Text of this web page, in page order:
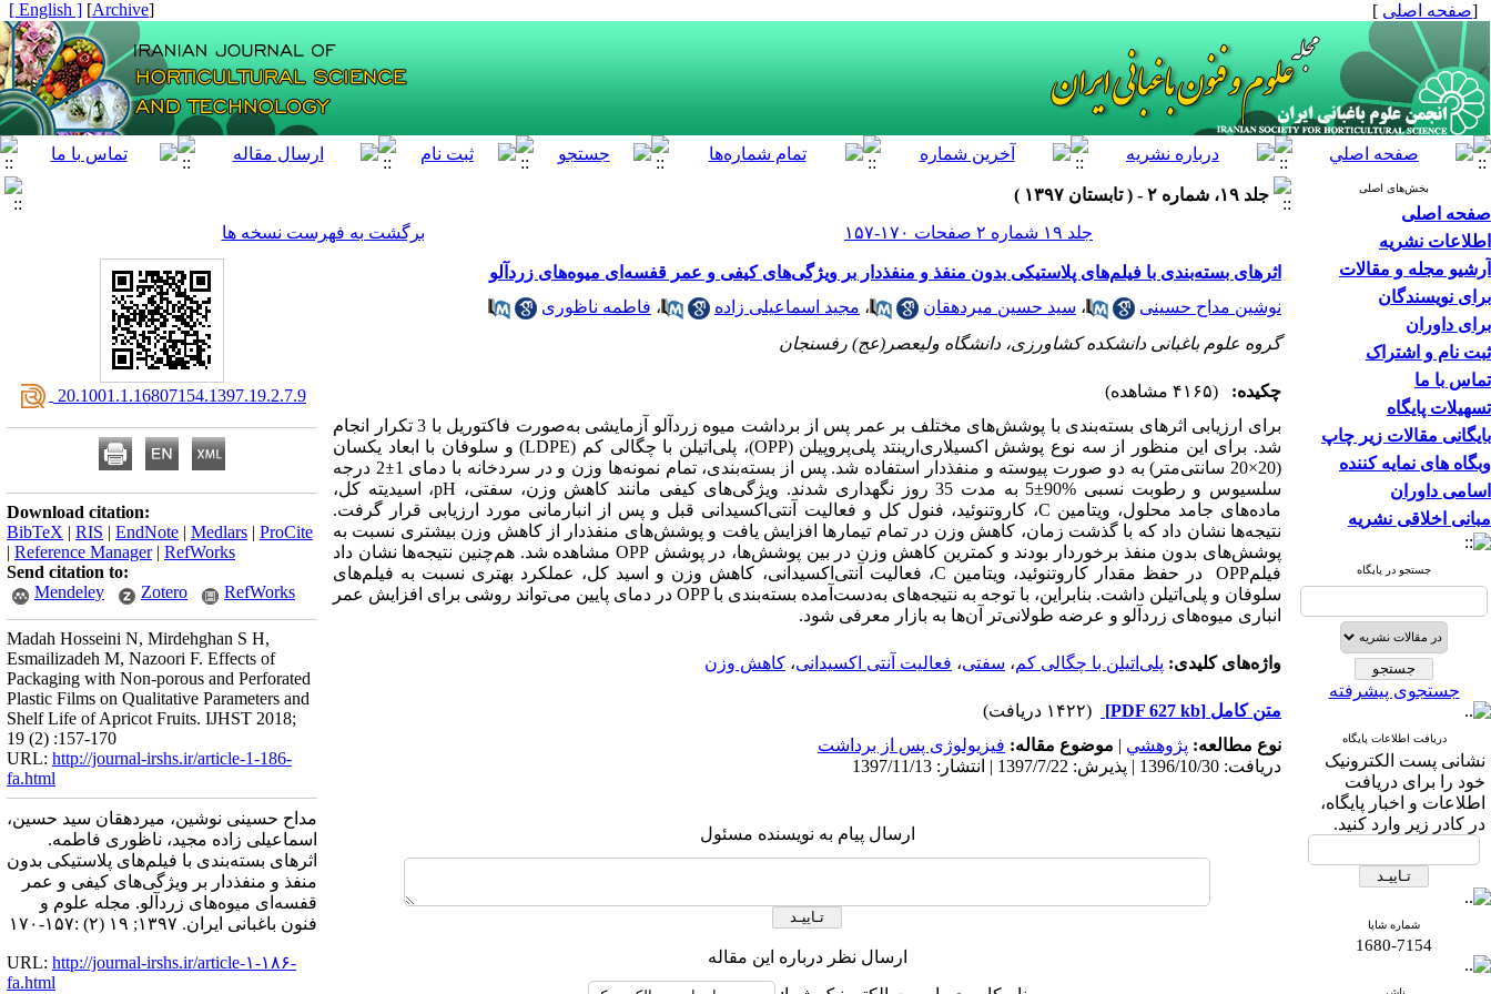
[صفحه اصلی ]
[
Archive
]
[ English ]
بخش‌های اصلی
صفحه اصلی
اطلاعات نشریه
آرشیو مجله و مقالات
برای نویسندگان
برای داوران
ثبت نام و اشتراک
تماس با ما
تسهیلات پایگاه
بایگانی مقالات زیر چاپ
وبگاه های نمایه کننده
اسامی داوران
مبانی اخلاقی نشریه
جستجو در پایگاه
جستجوی پیشرفته
دریافت اطلاعات پایگاه
نشانی پست الکترونیک
خود را برای دریافت
اطلاعات و اخبار پایگاه،
در کادر زیر وارد کنید.
شماره شاپا
1680-7154
جلد ۱۹، شماره ۲ - ( تابستان ۱۳۹۷ )
جلد ۱۹ شماره ۲ صفحات ۱۷۰-۱۵۷
برگشت به فهرست نسخه ها
اثرهای بسته‌بندی با فیلم‌های پلاستیکی بدون منفذ و منفذدار بر ویژگی‌های کیفی و عمر قفسه‌‌ای میوه‌های زردآلو
نوشین مداح حسینی
، سید حسین میردهقان ، مجید اسماعیلی زاده ، فاطمه ناظوری
گروه علوم باغبانی دانشکده کشاورزی، دانشگاه ولیعصر(عج) رفسنجان
چکیده:
(۴۱۶۵ مشاهده)
برای ارزیابی اثرهای بسته‌‌بندی با پوشش‌‌های مختلف بر عمر پس از برداشت میوه زردآلو آزمایشی به‌صورت فاکتوریل با 3 تکرار انجام
شد. برای این منظور از سه نوع پوشش اکسیلاری‌‌ارینتد پلی‌‌پروپیلن (
OPP)، پلی‌‌اتیلن با چگالی کم (
LDPE) و سلوفان با ابعاد یکسان
(20×20 سانتی‌‌متر) به دو صورت پیوسته و منفذدار استفاده شد. پس از بسته‌‌بندی، تمام نمونه‌‌ها وزن و در سردخانه با دمای 1
±
2 درجه
سلسیوس و رطوبت نسبی %90
±5 به مدت 35 روز نگهداری شدند. ویژگی‌های کیفی مانند کاهش وزن، سفتی، pH، اسیدیته کل،
ماده‌های جامد محلول، ویتامین C، کاروتنوئید، فنول کل و فعالیت آنتی‌‌اکسیدانی قبل و پس از انبارمانی مورد ارزیابی قرار گرفت.
نتیجه‌ها نشان داد که با گذشت زمان، کاهش وزن در تمام تیمارها افزایش یافت و پوشش‌‌های منفذدار از کاهش وزن بیشتری نسبت به
پوشش‌های بدون منفذ برخوردار بودند و کمترین کاهش وزن در بین پوشش‌‌ها، در پوششOPP مشاهده شد. هم‌چنین نتیجه‌ها نشان داد
فیلمOPP در حفظ مقدار کاروتنوئید، ویتامین C، فعالیت آنتی‌‌اکسیدانی، کاهش وزن و اسید کل، عملکرد بهتری نسبت به فیلم‌‌های
سلوفان و پلی‌‌اتیلن داشت. بنابراین، با توجه به نتیجه‌های به‌دست‌‌آمده بستهبندی با OPP در دمای پایین میتواند روشی برای افزایش عمر
انباری میوههای زردآلو و عرضه طولانی‌‌تر آنها به بازار معرفی شود.
واژه‌های کلیدی: پلی‌‌اتیلن با چگالی کم، سفتی، فعالیت آنتی اکسیدانی، کاهش وزن
متن کامل [PDF 627 kb]
(۱۴۲۲ دریافت)
نوع مطالعه: پژوهشي | موضوع مقاله: فیزیولوژی پس از برداشت
دریافت: 1396/10/30 | پذیرش: 1397/7/22 | انتشار: 1397/11/13
ارسال پیام به نویسنده مسئول
ارسال نظر درباره این مقاله
‎ 20.1001.1.16807154.1397.19.2.7.9
Download citation:
BibTeX | RIS | EndNote | Medlars | ProCite
| Reference Manager| RefWorks
Send citation to:
Mendeley
Zotero RefWorks
Madah Hosseini N, Mirdehghan S H,
Esmailizadeh M, Nazoori F. Effects of
Packaging with Non-porous and Perforated
Plastic Films on Qualitative Parameters and
Shelf Life of Apricot Fruits. IJHST 2018;
19 (2) :157-170
URL: http://journal-irshs.ir/article-1-186-
fa.html
مداح حسینی نوشین، میردهقان سید حسین،
اسماعیلی زاده مجید، ناظوری فاطمه.
اثرهای بسته‌بندی با فیلم‌های پلاستیکی بدون
منفذ و منفذدار بر ویژگی‌های کیفی و عمر
قفسه‌‌ای میوه‌های زردآلو. مجله علوم و
فنون باغبانی ایران. ۱۳۹۷; ۱۹ (۲) :۱۵۷-۱۷۰
URL: http://journal-irshs.ir/article-۱-۱۸۶-
fa.html